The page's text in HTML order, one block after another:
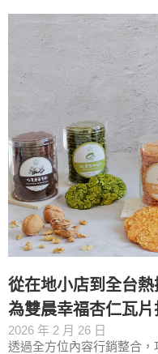
從在地小店到全台
為雙晨幸福杏仁瓦
2026 年 2 月 26 日
透過全方位內容行銷整合